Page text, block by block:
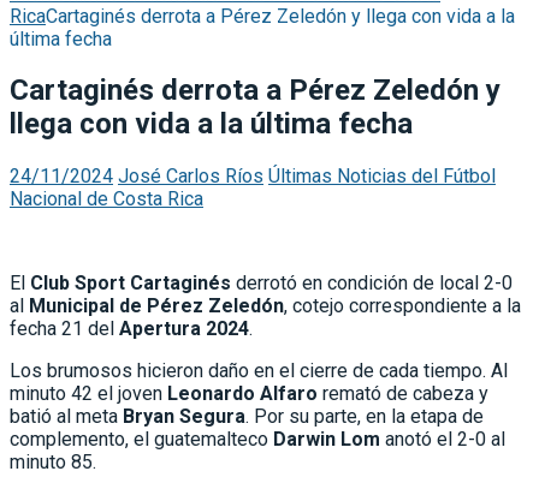
InicioÚltimas Noticias del Fútbol Nacional de Costa
RicaCartaginés derrota a Pérez Zeledón y llega con vida a la
Cartaginés derrota a Pérez Zeledón y
llega con vida a la última fecha
24/11/2024 José Carlos Ríos
El Club Sport Cartaginésderrotó en condición de local 2-0
alMunicipal de Pérez Zeledón
Los brumosos hicieron daño en el cierre de cada tiempo. Al
minuto 42 el jovenLeonardo Alfaroremató de cabeza y
batió al metaBryan Segura. Por su parte, en la etapa de
complemento, el guatemalteco